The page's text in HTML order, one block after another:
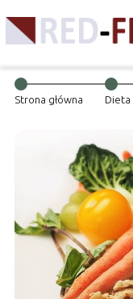
Strona główna Dieta